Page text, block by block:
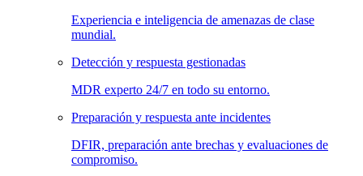
Experiencia e inteligencia de amenazas de clase
mundial.
Detección y respuesta gestionadas
MDR experto 24/7 en todo su entorno.
Preparación y respuesta ante incidentes
DFIR, preparación ante brechas y evaluaciones de
compromiso.